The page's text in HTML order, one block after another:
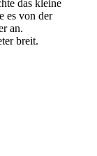
das kleine
es von der
an.
breit.